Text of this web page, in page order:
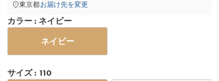
東京都お届け先を変更
カラー ネイビー
ネイビー
サイズ 110